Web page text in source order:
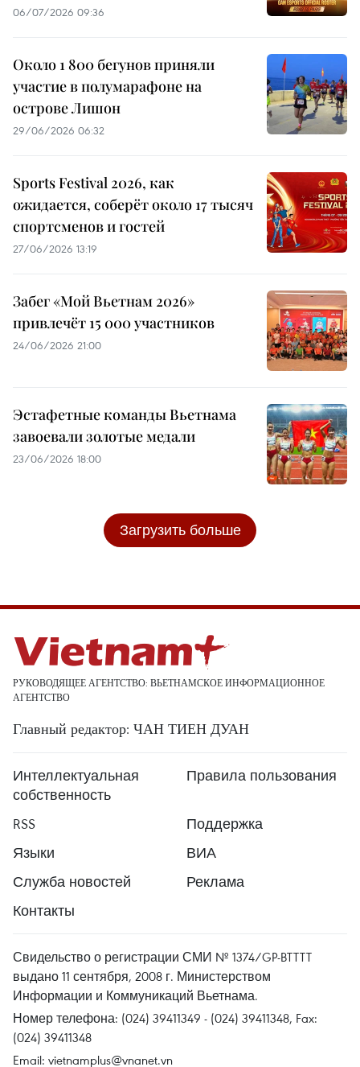
06/07/2026 09:36
Около 1 800 бегунов приняли
участие в полумарафоне на
острове Лишон
29/06/2026 06:32
Sports Festival 2026, как
ожидается, соберёт около 17 тысяч
спортсменов и гостей
27/06/2026 13:19
Забег «Мой Вьетнам 2026»
привлечёт 15 000 участников
24/06/2026 21:00
Эстафетные команды Вьетнама
завоевали золотые медали
23/06/2026 18:00
Загрузить больше
РУКОВОДЯЩЕЕ АГЕНТСТВО: ВЬЕТНАМСКОЕ ИНФОРМАЦИОННОЕ
АГЕНТСТВО
Главный редактор: ЧАН ТИЕН ДУАН
Интеллектуальная
собственность
Правила пользования
RSS
Поддержка
Языки
ВИА
Служба новостей
Реклама
Контакты
Свидельство о регистрации СМИ № 1374/GP-BTTTT
выдано 11 сентября, 2008 г. Министерством
Информации и Коммуникаций Вьетнама.
Номер телефона: (024) 39411349 - (024) 39411348, Fax:
(024) 39411348
Email: vietnamplus@vnanet.vn